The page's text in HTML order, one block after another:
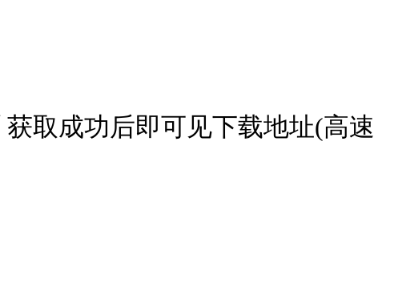
获取成功后即可见下载地址(高速